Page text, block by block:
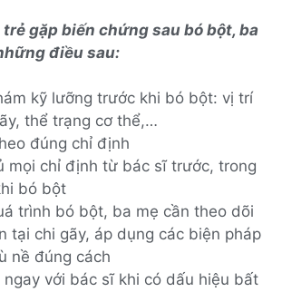
gặp biến chứng sau bó bột, ba
điều sau:
kỹ lưỡng trước khi bó bột: vị trí
thể trạng cơ thể,…
đúng chỉ định
mọi chỉ định từ bác sĩ trước, trong
bó bột
trình bó bột, ba mẹ cần theo dõi
tại chi gãy, áp dụng các biện pháp
nề đúng cách
ngay với bác sĩ khi có dấu hiệu bất